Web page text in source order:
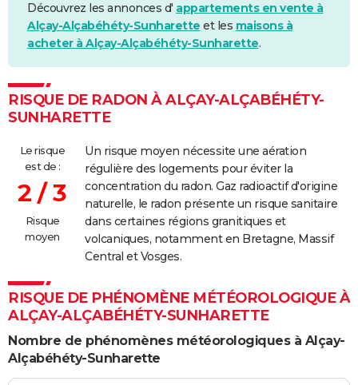
Découvrez les annonces d' appartements en vente à
Alçay-Alçabéhéty-Sunharette et les maisons à
acheter à Alçay-Alçabéhéty-Sunharette.
RISQUE DE RADON À ALÇAY-ALÇABÉHÉTY-
SUNHARETTE
Le risque
est de :
2 / 3
Risque
moyen
Un risque moyen nécessite une aération
régulière des logements pour éviter la
concentration du radon. Gaz radioactif d'origine
naturelle, le radon présente un risque sanitaire
dans certaines régions granitiques et
volcaniques, notamment en Bretagne, Massif
Central et Vosges.
RISQUE DE PHÉNOMÈNE MÉTÉOROLOGIQUE À
ALÇAY-ALÇABÉHÉTY-SUNHARETTE
Nombre de phénomènes météorologiques à Alçay-
Alçabéhéty-Sunharette